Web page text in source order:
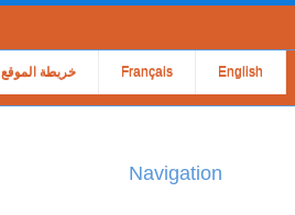
خريطة الموقع Français English
Navigation